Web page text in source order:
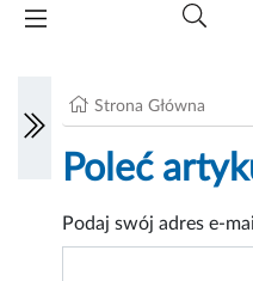
Strona Główna
Poleć
Podaj swój adres e-